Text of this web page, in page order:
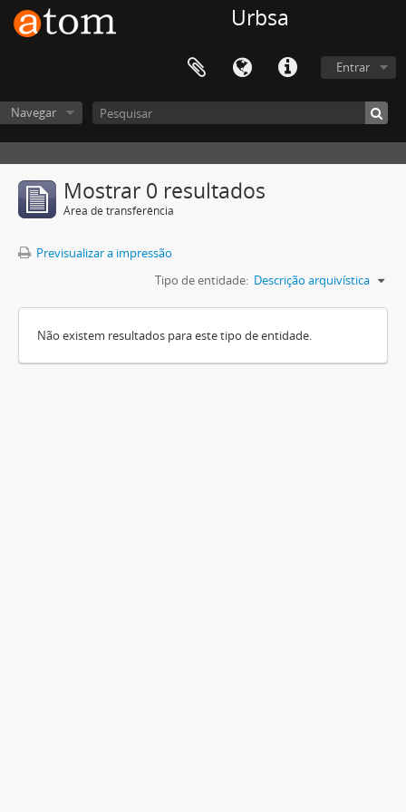
Urbsa
Entrar
Navegar
Mostrar 0 resultados
Área de transferência
Previsualizar a impressão
Tipo de entidade: Descrição arquivística
Não existem resultados para este tipo de entidade.